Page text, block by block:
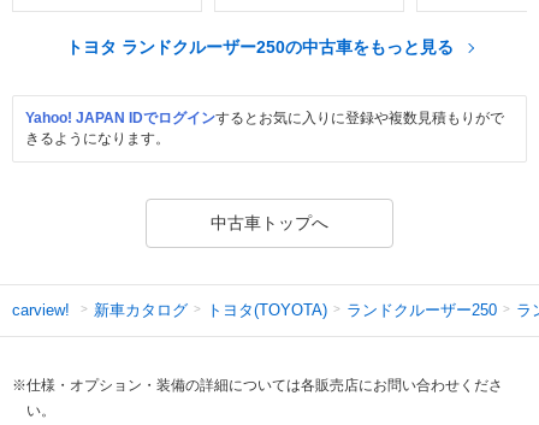
トヨタ ランドクルーザー250の中古車をもっと見る
Yahoo! JAPAN IDでログインするとお気に入りに登録や複数見積もりがで
きるようになります。
中古車トップへ
carview! 新車カタログ トヨタ(TOYOTA) ランドクルーザー250 ラ
※仕様・オプション・装備の詳細については各販売店にお問い合わせくださ
い。